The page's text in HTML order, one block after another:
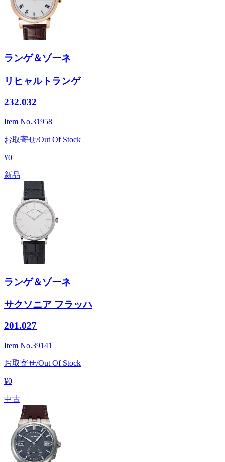
ランゲ＆ゾーネ
リヒャルトランゲ
232.032
Item No.31958
お取寄せ/Out Of Stock
¥0
新品
ランゲ＆ゾーネ
サクソニア フラッハ
201.027
Item No.39141
お取寄せ/Out Of Stock
¥0
中古